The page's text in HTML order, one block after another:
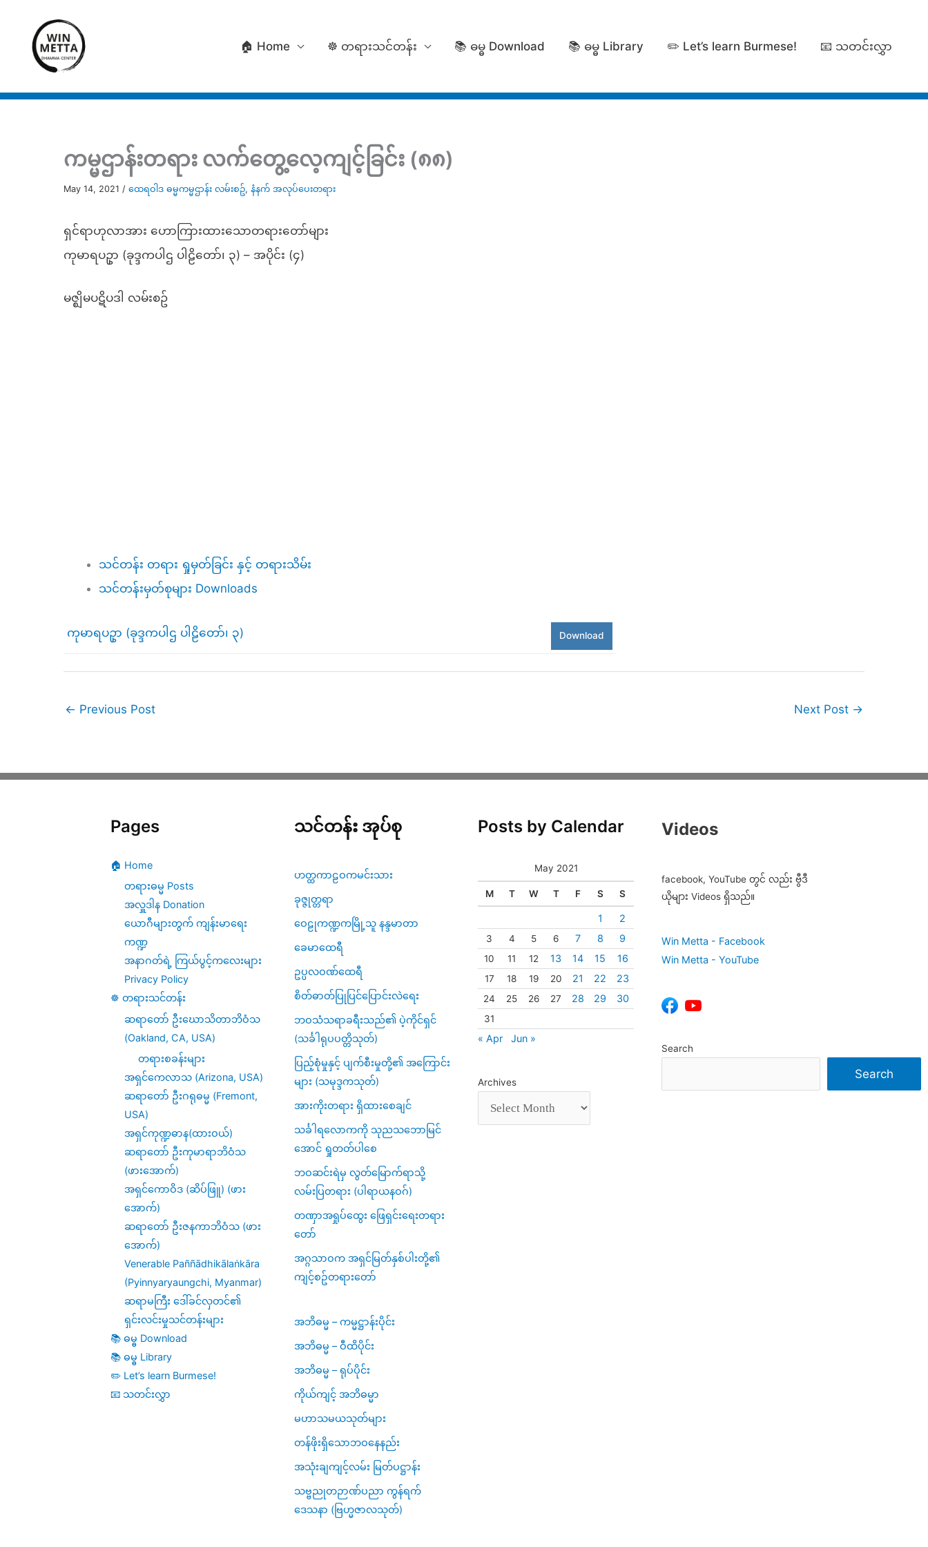
content
🏠 Home ☸️ တရားသင်တန်း 📚 ဓမ္ဓ Download 📚 ဓမ္ဓ Library ✏️ Let’s learn Burmese! 📧 သတင်းလွှာ
ကမ္မဌာန်းတရား လက်တွေ့လေ့ကျင့်ခြင်း (၈၈)
May 14, 2021 / ထေရဝါဒ ဓမ္မကမ္မဌာန်း လမ်းစဥ်, နံနက် အလုပ်ပေးတရား
ရှင်ရာဟုလာအား ဟောကြားထားသောတရားတော်များ
ကုမာရပဥှာ (ခုဒ္ဒကပါဌ ပါဠိတော်၊ ၃) – အပိုင်း (၄)
မဇ္ဈိမပဋိပဒါ လမ်းစဥ်
သင်တန်း တရား ရှုမှတ်ခြင်း နှင့် တရားသိမ်း
သင်တန်းမှတ်စုများ Downloads
ကုမာရပဥှာ (ခုဒ္ဒကပါဌ ပါဠိတော်၊ ၃) Download
← Previous Post Next Post →
Pages
🏠 Home
တရားဓမ္မ Posts
အလှူဒါန Donation
ယောဂီများတွက် ကျန်းမာရေး
ကဏ္ဍ
အနာဂတ်ရဲ့ ကြယ်ပွင့်ကလေးများ
Privacy Policy
☸️ တရားသင်တန်း
ဆရာတော် ဦးဃောသိတာဘိဝံသ
(Oakland, CA, USA)
တရားစခန်းများ
အရှင်ကေလာသ (Arizona, USA)
ဆရာတော် ဦးဂရုဓမ္မ (Fremont,
USA)
အရှင်ကုဏ္ဍဓာန(ထားဝယ်)
ဆရာတော် ဦးကုမာရာဘိဝံသ
(ဖားအောက်)
အရှင်ကောဝိဒ (ဆိပ်ဖြူ) (ဖား
အောက်)
ဆရာတော် ဦးဇနကာဘိဝံသ (ဖား
အောက်)
Venerable Paññādhikālaṅkāra
(Pyinnyaryaungchi, Myanmar)
ဆရာမကြီး ဒေါ်ခင်လှတင်၏
ရှင်းလင်းမှုသင်တန်းများ
📚 ဓမ္ဓ Download
📚 ဓမ္ဓ Library
✏️ Let’s learn Burmese!
📧 သတင်းလွှာ
သင်တန်း အုပ်စု
ဟတ္ထကာဠဝကမင်းသား
ခုဇ္ဇုတ္တရာ
ဝေဠုကဏ္ဍကမြို့သူ နန္ဒမာတာ
ခေမာထေရီ
ဥပ္ပလဝဏ်ထေရီ
စိတ်ဓာတ်ပြုပြင်ပြောင်းလဲရေး
ဘဝသံသရာခရီးသည်၏ ပဲ့ကိုင်ရှင်
(သင်္ခါရုပပတ္တိသုတ်)
ပြည့်စုံမှုနှင့် ပျက်စီးမှုတို့၏ အကြောင်း
များ (သမုဒ္ဒကသုတ်)
အားကိုးတရား ရှိထားစေချင်
သင်္ခါရလောကကို သုညသဘောမြင်
အောင် ရှုတတ်ပါစေ
ဘဝဆင်းရဲမှ လွတ်မြောက်ရာသို့
လမ်းပြတရား (ပါရာယနဝဂ်)
တဏှာအရှုပ်ထွေး ဖြေရှင်းရေးတရား
တော်
အဂ္ဂသာဝက အရှင်မြတ်နှစ်ပါးတို့၏
ကျင့်စဥ်တရားတော်
အဘိဓမ္မ – ကမ္မဋ္ဌာန်းပိုင်း
အဘိဓမ္မ – ဝီထိပိုင်း
အဘိဓမ္မ – ရုပ်ပိုင်း
ကိုယ်ကျင့် အဘိဓမ္မာ
မဟာသမယသုတ်များ
တန်ဖိုးရှိသောဘဝနေနည်း
အသုံးချကျင့်လမ်း မြတ်ပဋ္ဌာန်း
သဗ္ဗညုတဉာဏ်ပညာ ကွန်ရက်
ဒေသနာ (ဗြဟ္မဇာလသုတ်)
Posts by Calendar
May 2021
M T W T F S S
1 2
3 4 5 6 7 8 9
10 11 12 13 14 15 16
17 18 19 20 21 22 23
24 25 26 27 28 29 30
31
« Apr Jun »
Archives
Videos
facebook, YouTube တွင် လည်း ဗွီဒီ
ယိုများ Videos ရှိသည်။
Win Metta - Facebook
Win Metta - YouTube
Search
Search